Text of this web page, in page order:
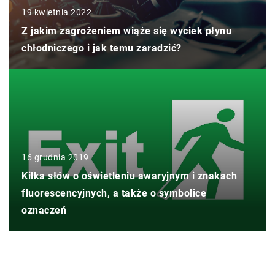
19 kwietnia 2022
Z jakim zagrożeniem wiąże się wyciek płynu
chłodniczego i jak temu zaradzić?
16 grudnia 2019
Kilka słów o oświetleniu awaryjnym i znakach
fluorescencyjnych, a także o symbolice
oznaczeń